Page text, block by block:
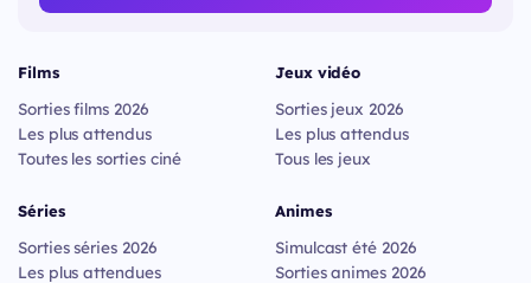
Films
Sorties films 2026
Les plus attendus
Toutes les sorties ciné
Séries
Sorties séries 2026
Les plus attendues
Jeux vidéo
Sorties jeux 2026
Les plus attendus
Tous les jeux
Animes
Simulcast été 2026
Sorties animes 2026